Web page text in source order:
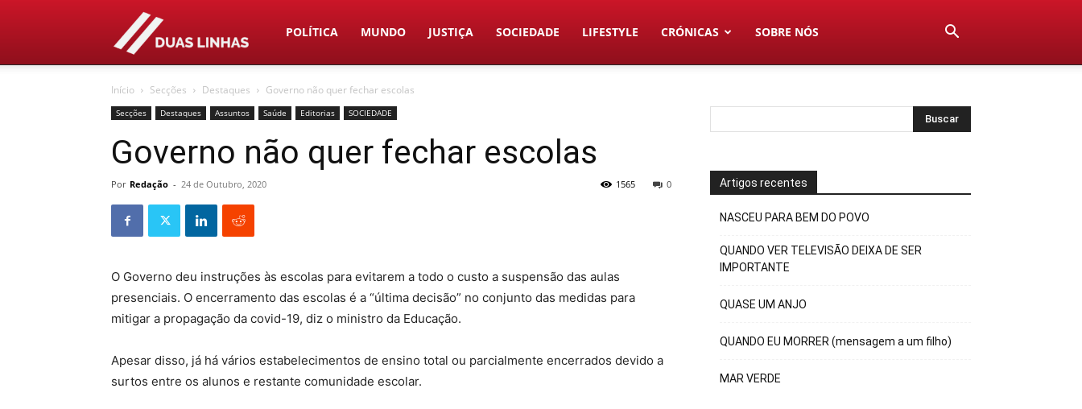
Duas
Linhas
POLÍTICA MUNDO JUSTIÇA SOCIEDADE LIFESTYLE CRÓNICAS SOBRE NÓS
Início Secções Destaques Governo não quer fechar escolas
Secções Destaques Assuntos Saúde Editorias SOCIEDADE
Governo não quer fechar escolas
Por Redação - 24 de Outubro, 2020 0
1565
O Governo deu instruções às escolas para evitarem a todo o custo a suspensão das aulas
presenciais. O encerramento das escolas é a “última decisão” no conjunto das medidas para
mitigar a propagação da covid-19, diz o ministro da Educação.
Apesar disso, já há vários estabelecimentos de ensino total ou parcialmente encerrados devido a
surtos entre os alunos e restante comunidade escolar.
Artigos recentes
NASCEU PARA BEM DO POVO
QUANDO VER TELEVISÃO DEIXA DE SER
IMPORTANTE
QUASE UM ANJO
QUANDO EU MORRER (mensagem a um filho)
MAR VERDE